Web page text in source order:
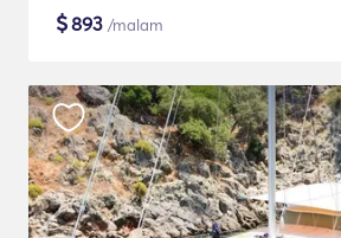
$893 /malam